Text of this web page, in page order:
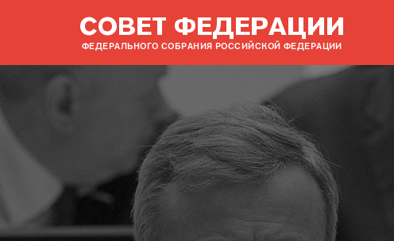
СОВЕТ ФЕДЕРАЦИИ
ФЕДЕРАЛЬНОГО СОБРАНИЯ РОССИЙСКОЙ ФЕДЕРАЦИИ